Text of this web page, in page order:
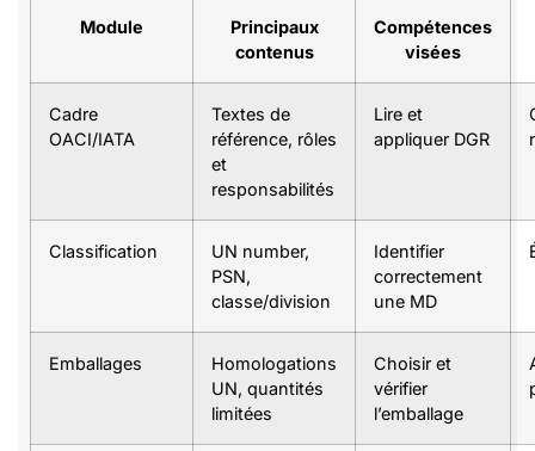
Module
Principaux
contenus
Compétences
visées
Cadre
OACI/IATA
Textes de
référence, rôles
et
responsabilités
Lire et
appliquer DGR
Classification
UN number,
PSN,
classe/division
Identifier
correctement
une MD
Emballages
Homologations
UN, quantités
limitées
Choisir et
vérifier
l’emballage